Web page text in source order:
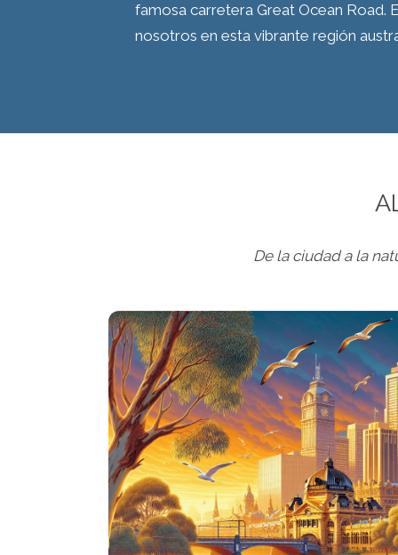
famosa carretera Great Ocean Road.
nosotros en esta vibrante región
De la ciudad a la